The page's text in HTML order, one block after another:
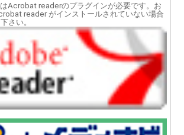
Acrobat readerのプラグインが必要です。お
reader がインストールされていない場合
さい。